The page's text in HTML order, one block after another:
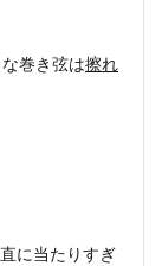
巻き弦は擦れ
に当たりすぎ